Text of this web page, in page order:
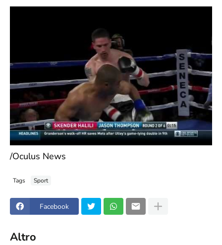
/Oculus News
Tags Sport
Facebook
Altro